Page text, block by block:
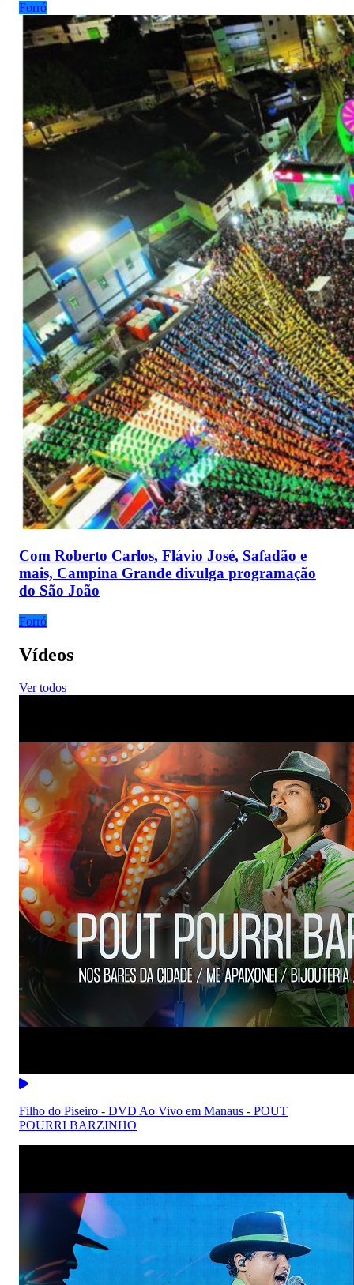
Forró
Com Roberto Carlos, Flávio José, Safadão e
mais, Campina Grande divulga programação
do São João
Forró
Vídeos
Ver todos
Filho do Piseiro - DVD Ao Vivo em Manaus - POUT
POURRI BARZINHO